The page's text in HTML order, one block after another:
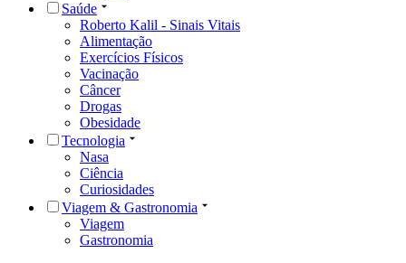
Saúde
Roberto Kalil - Sinais Vitais
Alimentação
Exercícios Físicos
Vacinação
Câncer
Drogas
Obesidade
Tecnologia
Nasa
Ciência
Curiosidades
Viagem & Gastronomia
Viagem
Gastronomia